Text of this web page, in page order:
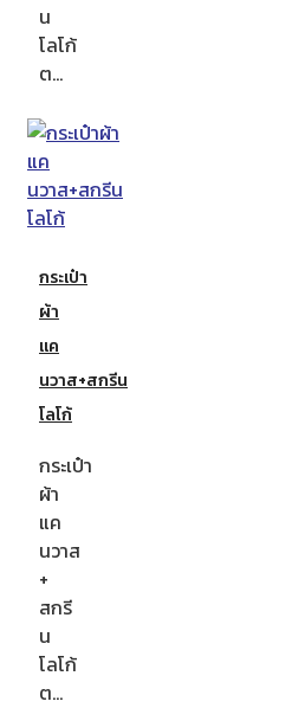
น
โลโก้
ต…
กระเป๋า
ผ้า
แค
นวาส+สกรีน
โลโก้
กระเป๋า
ผ้า
แค
นวาส
+
สกรี
น
โลโก้
ต…